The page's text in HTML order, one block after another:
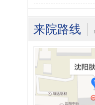
来院路线